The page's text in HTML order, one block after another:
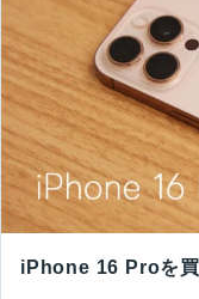
iPhone 16 Proを